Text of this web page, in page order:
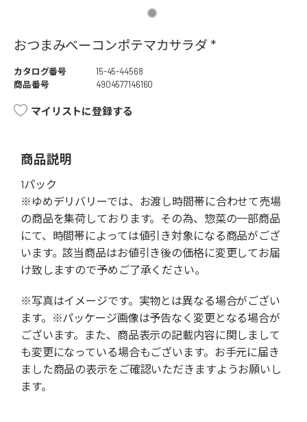
おつまみベーコンポテマカサラダ *
カタログ番号
15-45-44568
商品番号
4904577146160
マイリストに登録する
商品説明
1パック
※ゆめデリバリーでは、お渡し時間帯に合わせて売場
の商品を集荷しております。その為、惣菜の一部商品
にて、時間帯によっては値引き対象になる商品がござ
います。該当商品はお値引き後の価格に変更してお届
け致しますので予めご了承ください。
※写真はイメージです。実物とは異なる場合がござい
ます。※パッケージ画像は予告なく変更となる場合が
ございます。また、商品表示の記載内容に関しまして
も変更になっている場合もございます。お手元に届き
ました商品の表示をご確認いただきますようお願いし
ます。